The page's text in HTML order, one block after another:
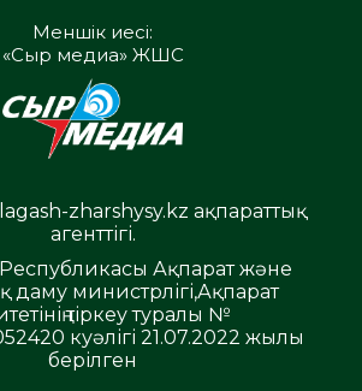
Меншік иесі:
«Сыр медиа» ЖШС
zharshysy.kz ақпараттық
агенттігі.
Республикасы Ақпарат және
даму министрлігі,Ақпарат
тіркеу туралы №
куәлігі 21.07.2022 жылы
берілген